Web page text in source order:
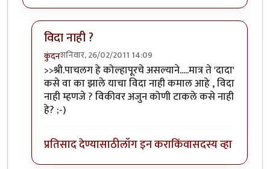
विदा नाही ?
कुंदनशनिवार, 26/02/2011 14:09
In reply toश्री.गगनविहारी....मी स्वतःbyइन्द्र्राज पवार
>>श्री.पाचलग हे कोल्हापूरचे असल्याने.....मात्र ते 'दादा'
कसे वा का झाले याचा विदा नाही कमाल आहे , विदा
नाही म्हणजे ? विकीवर अजुन कोणी टाकले कसे नाही
हे? ;-)
प्रतिसाद देण्यासाठीलॉग इन कराकिंवासदस्य व्हा